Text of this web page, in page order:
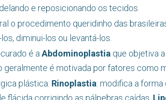
e reposicionando os tecidos.
o procedimento queridinho das
diminui-los ou levantá-los.
é a Abdominoplastia que objetiva
geralmente é motivada por fatores como
plástica: Rinoplastia: modifica a forma
flácida corrigindo as pálpebras caídas,